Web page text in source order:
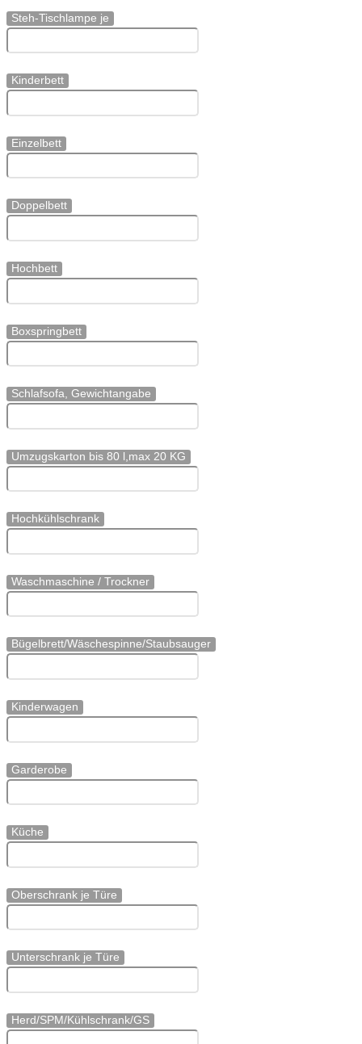
Steh-Tischlampe je
Kinderbett
Einzelbett
Doppelbett
Hochbett
Boxspringbett
Schlafsofa, Gewichtangabe
Umzugskarton bis 80 l,max 20 KG
Hochkühlschrank
Waschmaschine / Trockner
Bügelbrett/Wäschespinne/Staubsauger
Kinderwagen
Garderobe
Küche
Oberschrank je Türe
Unterschrank je Türe
Herd/SPM/Kühlschrank/GS